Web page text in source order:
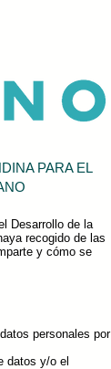
PARA EL
Desarrollo de la
recogido de las
y cómo se
personales por
datos y/o el